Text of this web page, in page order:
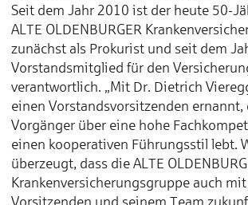
Seit dem Jahr 2010 ist der heute 50-
ALTE OLDENBURGER
zunächst als Prokurist und seit dem
Vorstandsmitglied für den
verantwortlich. „Mit Dr. Dietrich
einen Vorstandsvorsitzenden ernannt,
Vorgänger über eine hohe
einen kooperativen Führungsstil lebt.
überzeugt, dass die ALTE
Krankenversicherungsgruppe auch
Vorsitzenden und seinem Team